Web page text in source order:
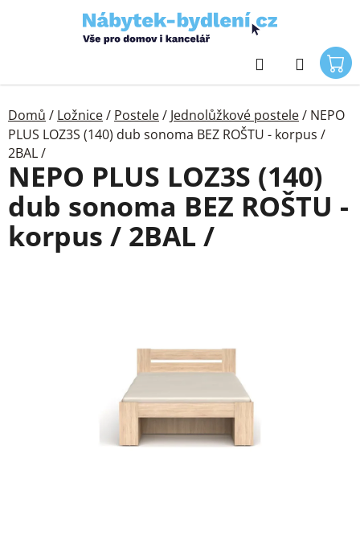
Hledat
Domů / Ložnice/ Postele/ Jednolůžkové postele/ NEPO
PLUS LOZ3S (140) dub sonoma BEZ ROŠTU - korpus /
2BAL /
NEPO PLUS LOZ3S (140)
dub sonoma BEZ ROŠTU -
korpus / 2BAL /